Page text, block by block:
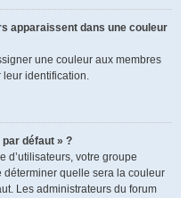
apparaissent dans une couleur
une couleur aux membres
leur identification.
par défaut » ?
d’utilisateurs, votre groupe
déterminer quelle sera la couleur
Les administrateurs du forum